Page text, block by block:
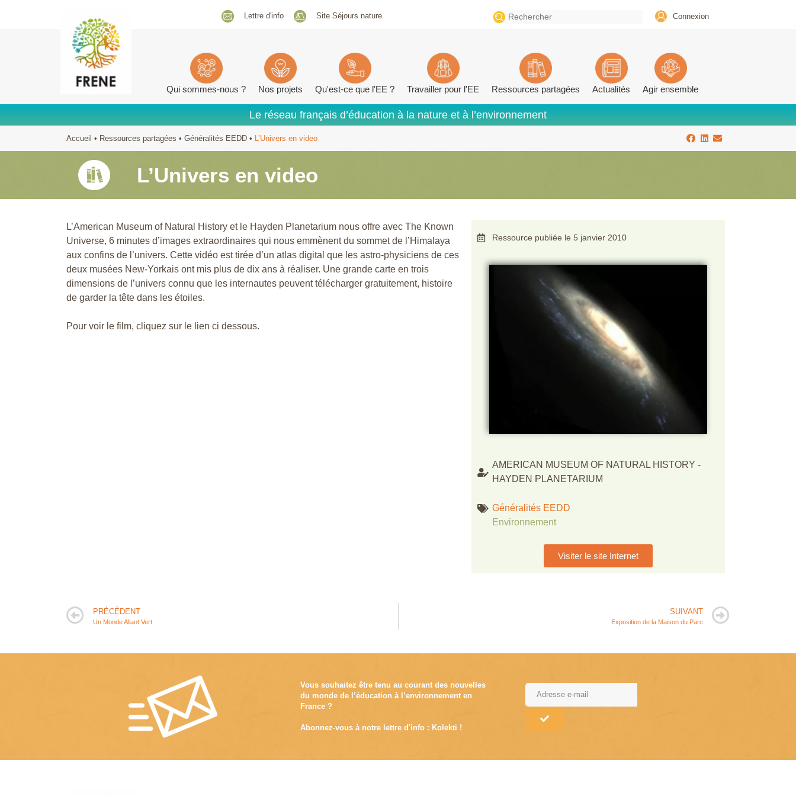
Lettre d'info Site Séjours nature
Search
for:
Connexion
Qui sommes-nous ? Nos projets Qu'est-ce que l'EE ? Travailler pour l'EE Ressources partagées Actualités Agir ensemble
Le réseau français d’éducation à la nature et à l’environnement
Accueil • Ressources partagées • Généralités EEDD • L’Univers en video
L’Univers en video
L’American Museum of Natural History et le Hayden Planetarium nous offre avec The Known
Universe, 6 minutes d’images extraordinaires qui nous emmènent du sommet de l’Himalaya
aux confins de l’univers. Cette vidéo est tirée d’un atlas digital que les astro-physiciens de ces
deux musées New-Yorkais ont mis plus de dix ans à réaliser. Une grande carte en trois
dimensions de l’univers connu que les internautes peuvent télécharger gratuitement, histoire
de garder la tête dans les étoiles.
Pour voir le film, cliquez sur le lien ci dessous.
Ressource publiée le 5 janvier 2010
AMERICAN MUSEUM OF NATURAL HISTORY -
HAYDEN PLANETARIUM
Généralités EEDD
Environnement
Visiter le site Internet
PRÉCÉDENT
Un Monde Allant Vert
SUIVANT
Exposition de la Maison du Parc
Vous souhaitez être tenu au courant des nouvelles
du monde de l’éducation à l’environnement en
France ?
Abonnez-vous à notre lettre d'info : Kolekti !